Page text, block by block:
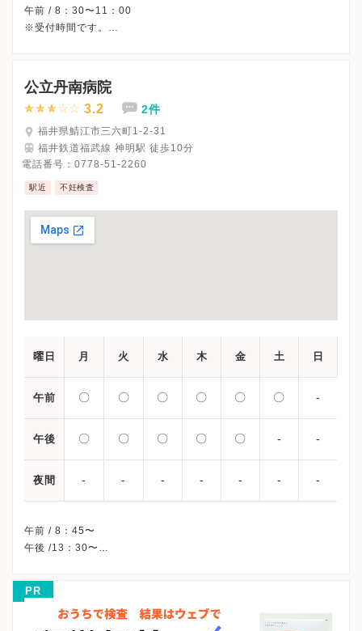
午前 / 8：30〜11：00
※受付時間です。
公立丹南病院
3.2 2件
福井県鯖江市三六町1-2-31
福井鉄道福武線 神明駅 徒歩10分
電話番号： 0778-51-2260
駅近 不妊検査
曜日 月 火 水 木 金 土 日
午前 〇 〇 〇 〇 〇 〇 -
午後 〇 〇 〇 〇 〇 - -
夜間 - - - - - - -
午前 / 8：45〜
午後 /13：30〜
※午後は休診、予約外来が多いため、詳細はHP「外来診療予定
表」および「診療変更のお知らせ」をご確認ください。
※詳細はクリニックHPを確認、または直接お問い合わせくださ
PR